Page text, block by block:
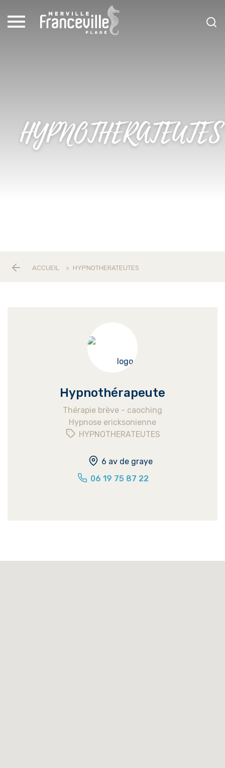
HYPNOTHERATEUTES
ACCUEIL > HYPNOTHERATEUTES
Hypnothérapeute
Thérapie brève - caoching
Hypnose ericksonienne
HYPNOTHERATEUTES
6 av de graye
06 19 75 87 22